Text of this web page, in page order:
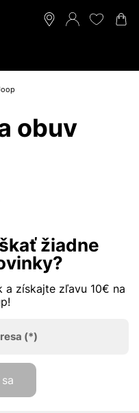
obuv
žiadne
a získajte zľavu 10€ na
(*)